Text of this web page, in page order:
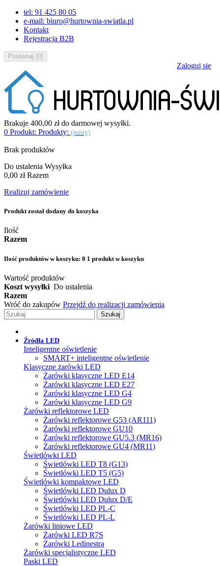
tel: 91 425 80 05
e-mail: biuro@hurtownia-swiatla.pl
Kontakt
Rejestracja B2B
Porównaj (0)
Zaloguj się
Brakuje 400,00 złdo darmowej wysyłki.
0 Produkt: Produkty: (pusty)
Brak produktów
Do ustalenia Wysyłka
0,00 zł Razem
Realizuj zamówienie
Produkt został dodany do koszyka
Ilość
Razem
Ilość produktów w koszyku: 0 1 produkt w koszyku
Wartość produktów
Koszt wysyłki Do ustalenia
Razem
Wróć do zakupów Przejdź do realizacji zamówienia
Szukaj
Źródła LED
Inteligentne oświetlenie
SMART+ inteligentne oświetlenie
Klasyczne żarówki LED
Żarówki klasyczne LED E14
Żarówki klasyczne LED E27
Żarówki klasyczne LED G4
Żarówki klasyczne LED G9
Żarówki reflektorowe LED
Żarówki reflektorowe G53 (AR111)
Żarówki reflektorowe GU10
Żarówki reflektorowe GU5.3 (MR16)
Żarówki reflektorowe GU4 (MR11)
Świetlówki LED
Świetlówki LED T8 (G13)
Świetlówki LED T5 (G5)
Świetlówki kompaktowe LED
Świetlówki LED Dulux D
Świetlówki LED Dulux D/E
Świetlówki LED PL-C
Świetlówki LED PL-L
Żarówki liniowe LED
Żarówki LED R7S
Żarówki Ledinestra
Żarówki specjalistyczne LED
Paski LED